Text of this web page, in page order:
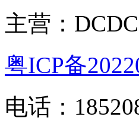
主营：
粤ICP备
电话：